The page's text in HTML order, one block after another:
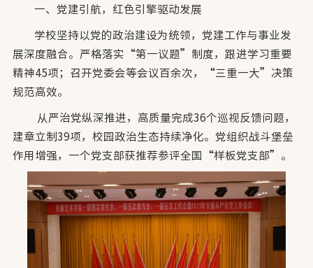
一、党建引航，红色引擎驱动发展
学校坚持以党的政治建设为统领，党建工作与事业发
展深度融合。严格落实“第一议题”制度，跟进学习重要
精神45项；召开党委会等会议百余次，“三重一大”决策
规范高效。
从严治党纵深推进，高质量完成36个巡视反馈问题，
建章立制39项，校园政治生态持续净化。党组织战斗堡垒
作用增强，一个党支部获推荐参评全国“样板党支部”。